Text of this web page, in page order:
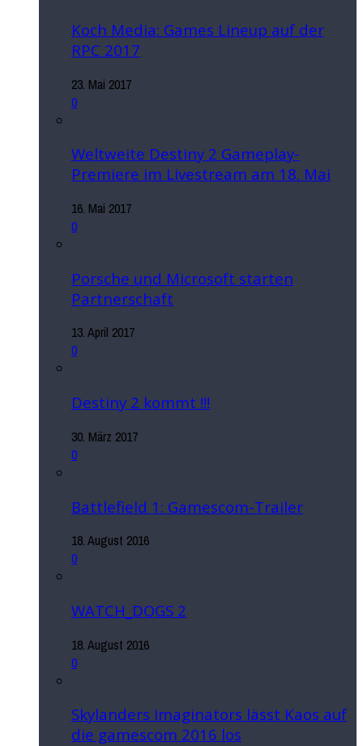
Koch Media: Games Lineup auf der
RPC 2017
23. Mai 2017
0
Weltweite Destiny 2 Gameplay-
Premiere im Livestream am 18. Mai
16. Mai 2017
0
Porsche und Microsoft starten
Partnerschaft
13. April 2017
0
Destiny 2 kommt !!!
30. März 2017
0
Battlefield 1: Gamescom-Trailer
18. August 2016
0
WATCH_DOGS 2
18. August 2016
0
Skylanders Imaginators lässt Kaos auf
die gamescom 2016 los